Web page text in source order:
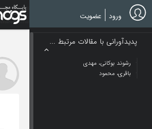
Skip
to
main
ورود عضویت
پدیدآورانی با مقالات مرتبط ...
رشوند بوکانی، مهدی
باقری، محمود